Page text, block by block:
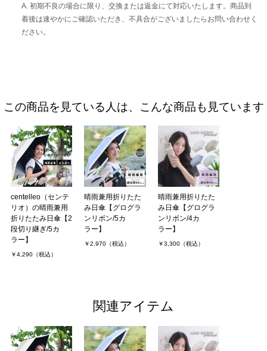
A. 初期不良の場合に限り、交換または返金にて対応いたします。商品到
着後は速やかにご確認いただき、不具合がございましたらお問い合わせく
ださい。
この商品を見ている人は、こんな商品も見ています
centelleo（センテ
リオ）の晴雨兼用
折りたたみ日傘【2
段切り継ぎ/5カ
ラー】
￥4,290（税込）
晴雨兼用折りたた
み日傘【グログラ
ンリボン/5カ
ラー】
￥2,970（税込）
晴雨兼用折りたた
み日傘【グログラ
ンリボン/4カ
ラー】
￥3,300（税込）
関連アイテム